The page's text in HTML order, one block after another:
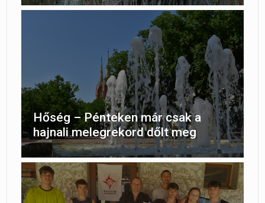
Hőség – Pénteken már csak a
hajnali melegrekord dőlt meg